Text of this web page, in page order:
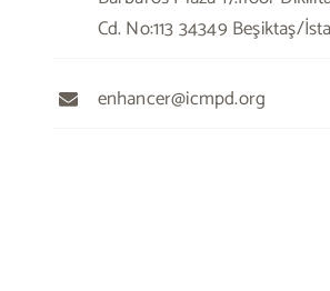
Cd. No:113 34349 Beşiktaş/
enhancer@icmpd.org